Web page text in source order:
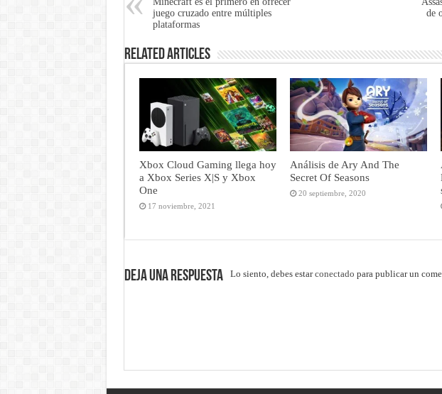
juego cruzado entre múltiples
plataformas
de
Related Articles
Xbox Cloud Gaming llega hoy
a Xbox Series X|S y Xbox
One
17 noviembre, 2021
Análisis de Ary And The
Secret Of Seasons
20 septiembre, 2020
Deja una respuesta Lo siento, debes estarconectado para publicar un